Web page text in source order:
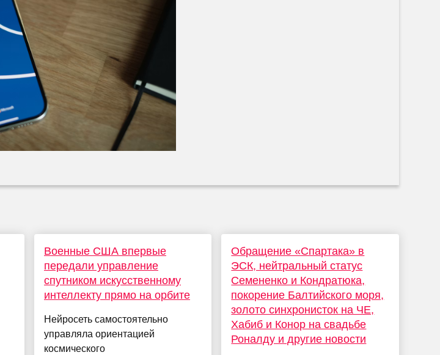
Военные США впервые
передали управление
спутником искусственному
интеллекту прямо на орбите
Нейросеть самостоятельно
управляла ориентацией
космического
Обращение «Спартака» в
ЭСК, нейтральный статус
Семененко и Кондратюка,
покорение Балтийского моря,
золото синхронисток на ЧЕ,
Хабиб и Конор на свадьбе
Роналду и другие новости